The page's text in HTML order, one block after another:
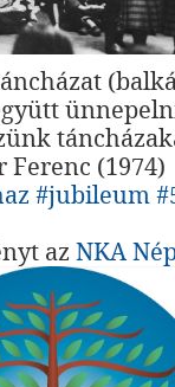
Ferenc (1974)
#jubileum
az NKA